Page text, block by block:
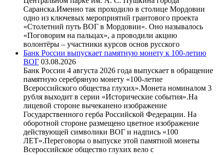
Саранска.Именно так проходило в столице Мордовии
одно из ключевых мероприятий грантового проекта
«Столетний путь ВОГ в Мордовии». Оно называлось
«Поговорим на пальцах», а проводили акцию
волонтёры – участники курсов основ русского
Банк России выпускает памятную монету к 100-летию
ВОГ 03.08.2026
Банк России 4 августа 2026 года выпускает в обращение
памятную серебряную монету «100-летие
Всероссийского общества глухих».Монета номиналом 3
рубля выходит в серии «Исторические события».На
лицевой стороне вычеканено изображение
Государственного герба Российской Федерации. На
оборотной стороне размещено цветное изображение
действующей символики ВОГ и надпись «100
ЛЕТ».Переговоры о выпуске этой памятной монеты
Всероссийское общество глухих вело с